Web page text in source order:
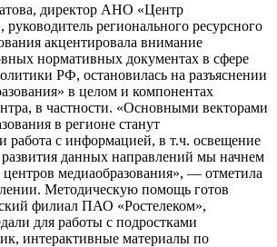
директор АНО «Центр
руководитель регионального ресурсного
акцентировала внимание
нормативных документах в сфере
РФ, остановилась на разъяснении
в целом и компонентах
в частности. «Основными векторами
в регионе станут
работа с информацией, в т.ч. освещение
данных направлений мы начнем
медиаобразования», — отметила
Методическую помощь готов
филиал ПАО «Ростелеком»,
для работы с подростками
интерактивные материалы по